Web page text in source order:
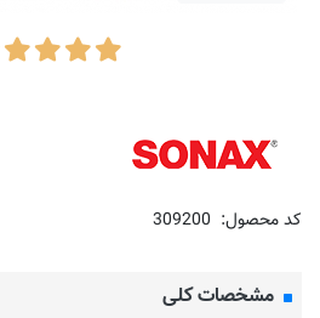
کد محصول: 309200
مشخصات کلی